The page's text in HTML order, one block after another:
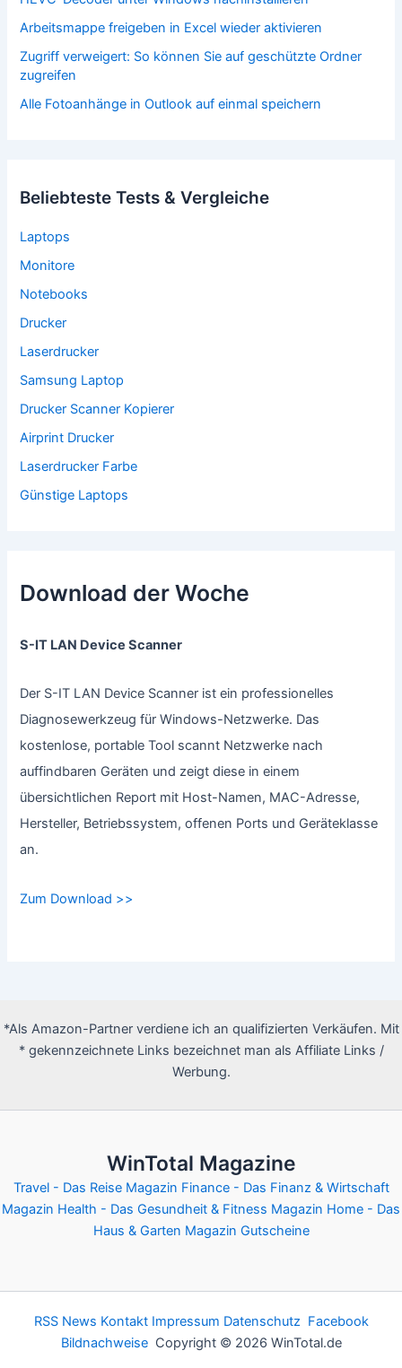
Arbeitsmappe freigeben in Excel wieder aktivieren
Zugriff verweigert: So können Sie auf geschützte Ordner
zugreifen
Alle Fotoanhänge in Outlook auf einmal speichern
Beliebteste Tests & Vergleiche
Laptops
Monitore
Notebooks
Drucker
Laserdrucker
Samsung Laptop
Drucker Scanner Kopierer
Airprint Drucker
Laserdrucker Farbe
Günstige Laptops
Download der Woche
S-IT LAN Device Scanner
Der S-IT LAN Device Scanner ist ein professionelles
Diagnosewerkzeug für Windows-Netzwerke. Das
kostenlose, portable Tool scannt Netzwerke nach
auffindbaren Geräten und zeigt diese in einem
übersichtlichen Report mit Host-Namen, MAC-Adresse,
Hersteller, Betriebssystem, offenen Ports und Geräteklasse
an.
Zum Download >>
*Als Amazon-Partner verdiene ich an qualifizierten Verkäufen. Mit
* gekennzeichnete Links bezeichnet man als Affiliate Links /
Werbung.
WinTotal Magazine
Travel - Das Reise Magazin Finance - Das Finanz & Wirtschaft
Magazin Health - Das Gesundheit & Fitness Magazin Home - Das
Haus & Garten Magazin Gutscheine
RSS News Kontakt Impressum Datenschutz Facebook
BildnachweiseCopyright © 2026 WinTotal.de